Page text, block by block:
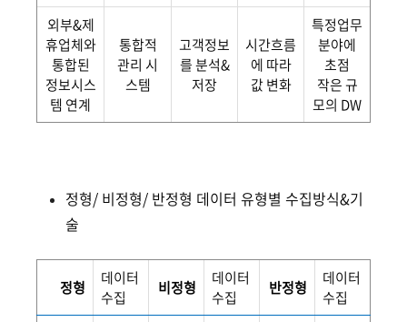
외부&제
휴업체와
통합된
정보시스
템 연계
통합적
관리 시
스템
고객정보
를 분석&
저장
시간흐름
에 따라
값 변화
특정업무
분야에
초점
작은 규
모의 DW
정형/ 비정형/ 반정형 데이터 유형별 수집방식&기
술
정형
데이터
수집
비정형
데이터
수집
반정형
데이터
수집